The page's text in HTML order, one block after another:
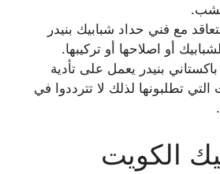
مع فني حداد شبابيك بنيدر
أو اصلاحها أو تركيبها.
بنيدر يعمل على تأدية
التي تطلبونها لذلك لا تترددوا في
الكويت